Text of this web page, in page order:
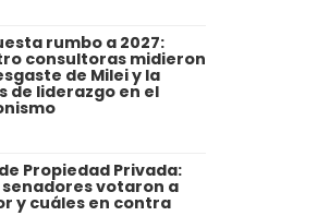
rumbo a 2027:
consultoras midieron
de Milei y la
de liderazgo en el
Propiedad Privada:
senadores votaron a
y cuáles en contra